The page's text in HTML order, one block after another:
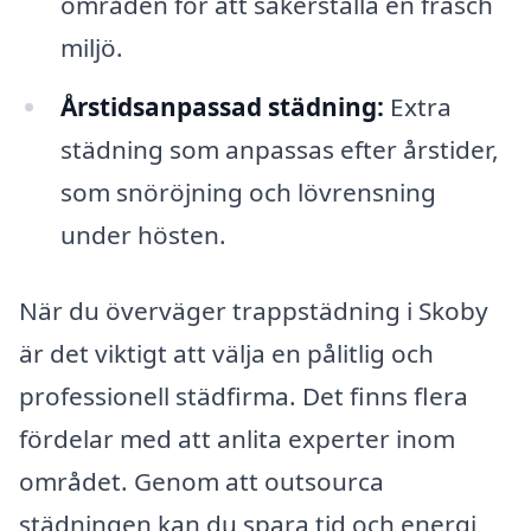
miljö.
Årstidsanpassad städning: Extra
städning som anpassas efter årstider,
som snöröjning och lövrensning
under hösten.
När du överväger trappstädning i Skoby
är det viktigt att välja en pålitlig och
professionell städfirma. Det finns flera
fördelar med att anlita experter inom
området. Genom att outsourca
städningen kan du spara tid och energi,